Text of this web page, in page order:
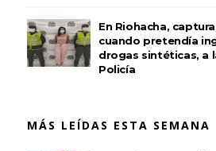
En Riohacha,
cuando pretendía
drogas sintéticas, a
Policía
MÁS LEÍDAS ESTA SEMANA